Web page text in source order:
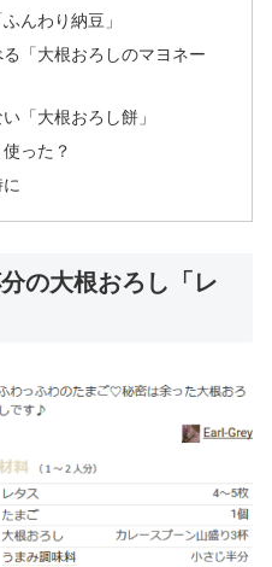
んわり納豆」
「大根おろしのマヨネー
「大根おろし餅」
った？
の大根おろし「レ